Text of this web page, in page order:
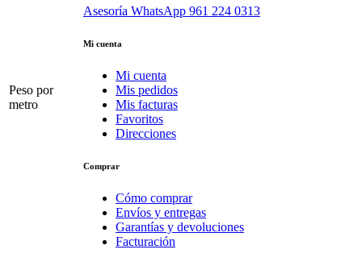
Peso por
metro
Asesoría WhatsApp 961 224 0313
Mi cuenta
Mi cuenta
Mis pedidos
Mis facturas
Favoritos
Direcciones
Comprar
Cómo comprar
Envíos y entregas
Garantías y devoluciones
Facturación